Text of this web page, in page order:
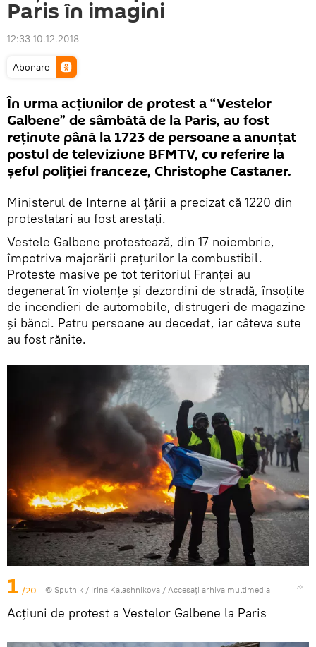
Paris în imagini
12:33 10.12.2018
Abonare
În urma acțiunilor de protest a “Vestelor
Galbene” de sâmbătă de la Paris, au fost
reținute până la 1723 de persoane a anunțat
postul de televiziune BFMTV, cu referire la
șeful poliției franceze, Christophe Castaner.
Ministerul de Interne al țării a precizat că 1220 din
protestatari au fost arestați.
Vestele Galbene protestează, din 17 noiembrie,
împotriva majorării prețurilor la combustibil.
Proteste masive pe tot teritoriul Franței au
degenerat în violențe și dezordini de stradă, însoțite
de incendieri de automobile, distrugeri de magazine
și bănci. Patru persoane au decedat, iar câteva sute
au fost rănite.
1 /20 © Sputnik / Irina Kalashnikova / Accesați arhiva multimedia
Acțiuni de protest a Vestelor Galbene la Paris